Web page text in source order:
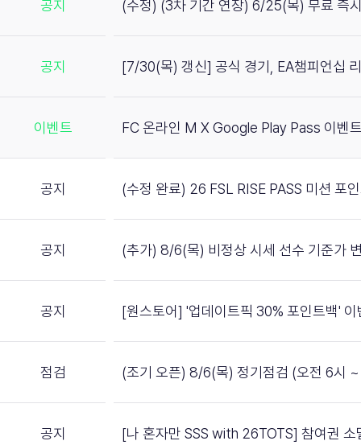
공지 (수정) (3차 기간 연장) 6/25(목) 무료 즉
공지 [7/30(목) 갱신] 공식 경기, EA챔피언십
이벤트 FC 온라인 M X Google Play Pass 이벤
공지 (수정 완료) 26 FSL RISE PASS 미션 포
공지 (추가) 8/6(목) 비정상 시세 선수 기준가
공지 [원스토어] '업데이트픽 30% 포인트백' 이
점검 (조기 오픈) 8/6(목) 정기점검 (오전 6시 ~
공지 [나 혼자만 SSS with 26TOTS] 참여권 소